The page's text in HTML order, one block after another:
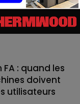
sur
la fabrication
: quand les
doivent
utilisateurs